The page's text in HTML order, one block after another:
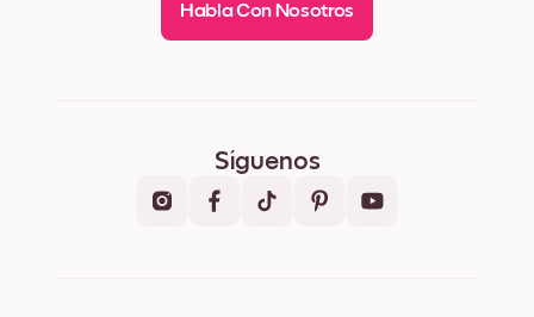
Habla Con Nosotros
Síguenos